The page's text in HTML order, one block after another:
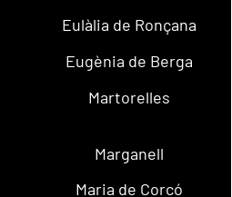
Eulàlia de Ronçana
Eugènia de Berga
Martorelles
Marganell
Maria de Corcó